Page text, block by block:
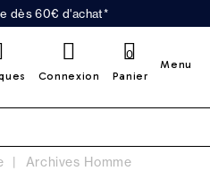
dès 60€ d'achat*
Connexion Panier
0
Menu
Archives Homme